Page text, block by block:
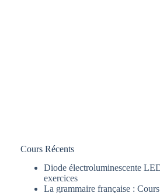
Cours Récents
Diode électroluminescente
exercices
La grammaire française :